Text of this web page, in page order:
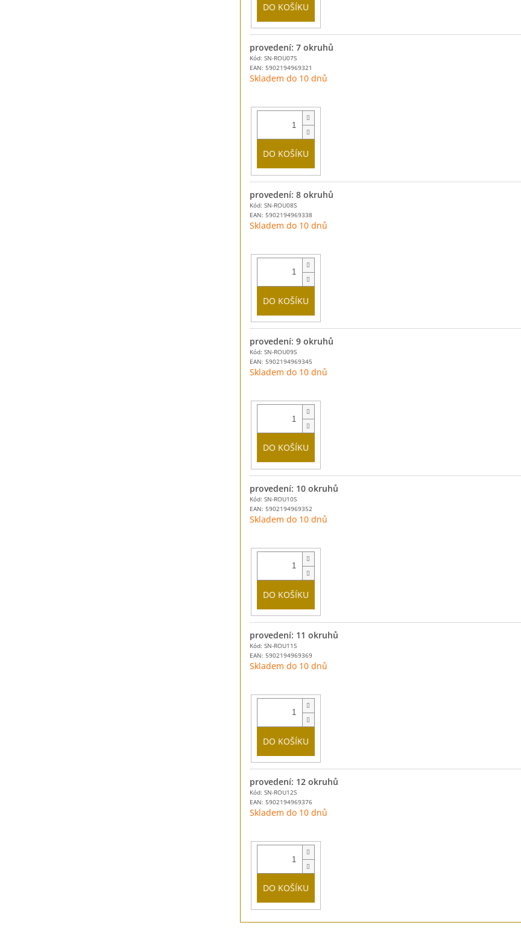
DO KOŠÍKU
Kód: SN-ROU07S
EAN: 5902194969321
provedení: 7 okruhů
Skladem do 10 dnů
DO KOŠÍKU
Kód: SN-ROU08S
EAN: 5902194969338
provedení: 8 okruhů
Skladem do 10 dnů
DO KOŠÍKU
Kód: SN-ROU09S
EAN: 5902194969345
provedení: 9 okruhů
Skladem do 10 dnů
DO KOŠÍKU
Kód: SN-ROU10S
EAN: 5902194969352
provedení: 10 okruhů
Skladem do 10 dnů
DO KOŠÍKU
Kód: SN-ROU11S
EAN: 5902194969369
provedení: 11 okruhů
Skladem do 10 dnů
DO KOŠÍKU
Kód: SN-ROU12S
EAN: 5902194969376
provedení: 12 okruhů
Skladem do 10 dnů
DO KOŠÍKU